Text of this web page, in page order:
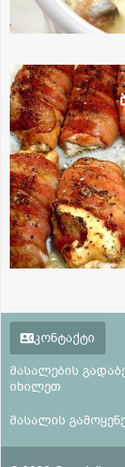
კონტაქტი
მასალების
იხილეთ
მასალის